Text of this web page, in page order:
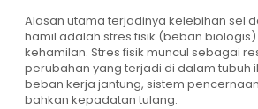
Alasan utama terjadinya kelebihan sel
hamil adalah stres fisik (beban
kehamilan. Stres fisik muncul sebagai
perubahan yang terjadi di dalam tubuh
beban kerja jantung, sistem
bahkan kepadatan tulang.